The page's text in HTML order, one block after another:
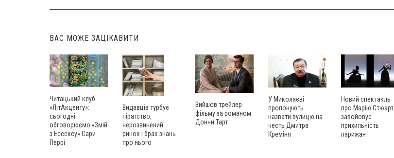
navigation
ВАС МОЖЕ ЗАЦІКАВИТИ
Читацький клуб
«ЛітАкценту»:
сьогодні
обговорюємо «Змій
з Ессексу» Сари
Перрі
Видавців турбує
піратство,
нерозвинений
ринок і брак знань
про нього
Вийшов трейлер
фільму за романом
Донни Тарт
У Миколаєві
пропонують
назвати вулицю на
честь Дмитра
Креміня
Новий спектакль
про Марію Стюарт
завойовує
прихильність
парижан